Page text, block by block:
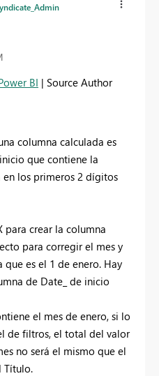
BI | Source Author
columna calculada es
que contiene la
en los primeros 2 dígitos
para crear la columna
para corregir el mes y
es el 1 de enero. Hay
de Date_ de inicio
el mes de enero, si lo
de filtros, el total del valor
no será el mismo que el
Título.